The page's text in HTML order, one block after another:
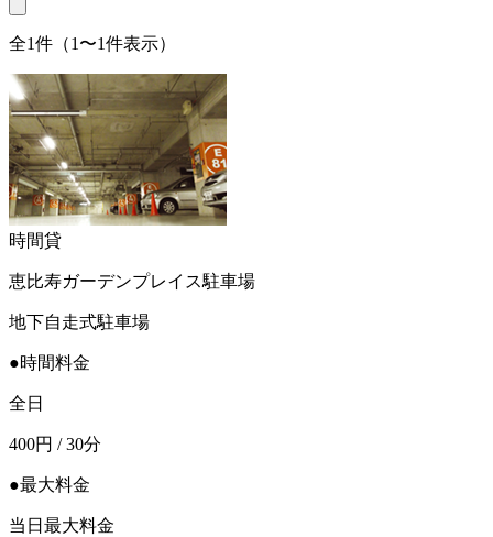
全1件（1〜1件表示）
時間貸
恵比寿ガーデンプレイス駐車場
地下自走式駐車場
●時間料金
全日
400円 / 30分
●最大料金
当日最大料金